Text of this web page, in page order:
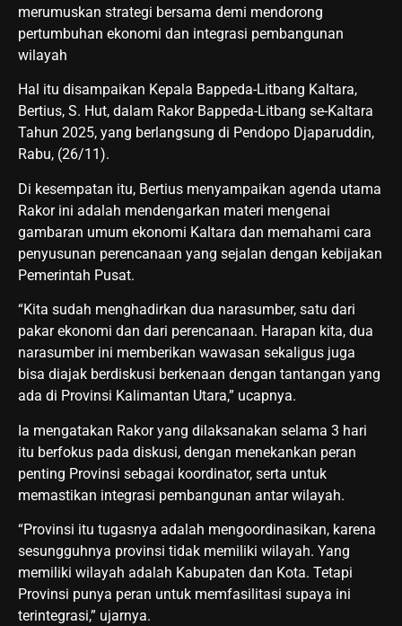
merumuskan strategi bersama demi mendorong
pertumbuhan ekonomi dan integrasi pembangunan
wilayah
Hal itu disampaikan Kepala Bappeda-Litbang Kaltara,
Bertius, S. Hut, dalam Rakor Bappeda-Litbang se-Kaltara
Tahun 2025, yang berlangsung di Pendopo Djaparuddin,
Rabu, (26/11).
Di kesempatan itu, Bertius menyampaikan agenda utama
Rakor ini adalah mendengarkan materi mengenai
gambaran umum ekonomi Kaltara dan memahami cara
penyusunan perencanaan yang sejalan dengan kebijakan
Pemerintah Pusat.
“Kita sudah menghadirkan dua narasumber, satu dari
pakar ekonomi dan dari perencanaan. Harapan kita, dua
narasumber ini memberikan wawasan sekaligus juga
bisa diajak berdiskusi berkenaan dengan tantangan yang
ada di Provinsi Kalimantan Utara,” ucapnya.
Ia mengatakan Rakor yang dilaksanakan selama 3 hari
itu berfokus pada diskusi, dengan menekankan peran
penting Provinsi sebagai koordinator, serta untuk
memastikan integrasi pembangunan antar wilayah.
“Provinsi itu tugasnya adalah mengoordinasikan, karena
sesungguhnya provinsi tidak memiliki wilayah. Yang
memiliki wilayah adalah Kabupaten dan Kota. Tetapi
Provinsi punya peran untuk memfasilitasi supaya ini
terintegrasi,” ujarnya.